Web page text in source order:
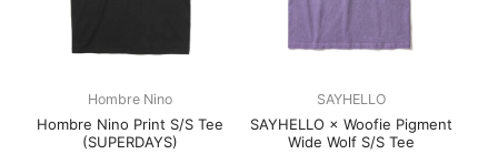
Hombre Nino
Hombre Nino Print S/S Tee
(SUPERDAYS)
SAYHELLO
SAYHELLO × Woofie Pigment
Wide Wolf S/S Tee